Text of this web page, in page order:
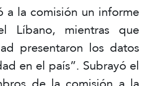
a la comisión un informe
mientras que
presentaron los datos
en el país”. Subrayó el